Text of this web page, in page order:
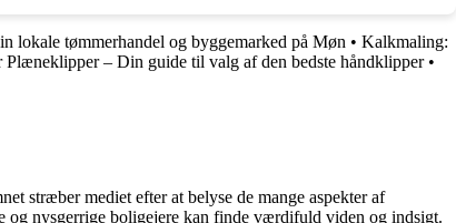
lokale tømmerhandel og byggemarked på Møn • Kalkmaling:
Plæneklipper – Din guide til valg af den bedste håndklipper•
stræber mediet efter at belyse de mange aspekter af
og nysgerrige boligejere kan finde værdifuld viden og indsigt.